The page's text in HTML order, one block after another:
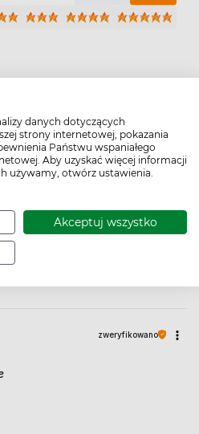
danych dotyczących
strony internetowej, pokazania
Państwu wspaniałego
Aby uzyskać więcej informacji
używamy, otwórz ustawienia.
Akceptuj wszystko
zweryfikowano
zweryfikowano